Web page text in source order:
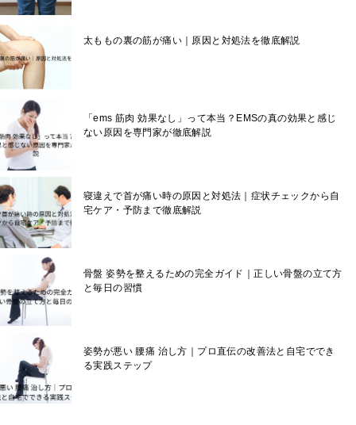
太ももの裏の筋が痛い｜原因と対処法を徹底解説
「ems 筋肉 効果なし」って本当？EMSの真の効果と感じ
ない原因を専門家が徹底解説
寝違えで首が痛い時の原因と対処法｜症状チェックから自
宅ケア・予防まで徹底解説
骨盤 姿勢を整えるための完全ガイド｜正しい骨盤の立て方
と毎日の習慣
姿勢が悪い 腰痛 治し方｜プロ直伝の改善法と自宅ででき
る実践ステップ